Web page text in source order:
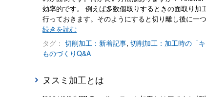
効率的です。 例えば多数個取りするときの面取り
行っておきます。そのようにすると切り離し後に一
続きを読む
タグ： 切削加工：新着記事, 切削加工：加工時の「キ
ものづくりQ&A
ヌスミ加工とは